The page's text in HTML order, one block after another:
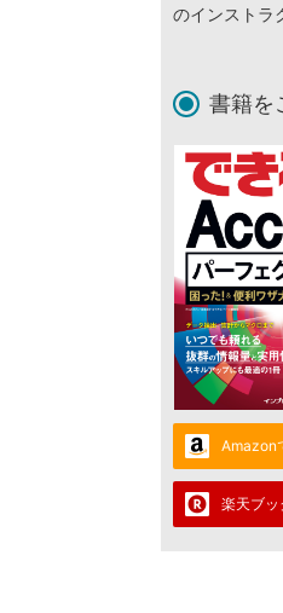
のインストラ
書籍を
Amazon
楽天ブ